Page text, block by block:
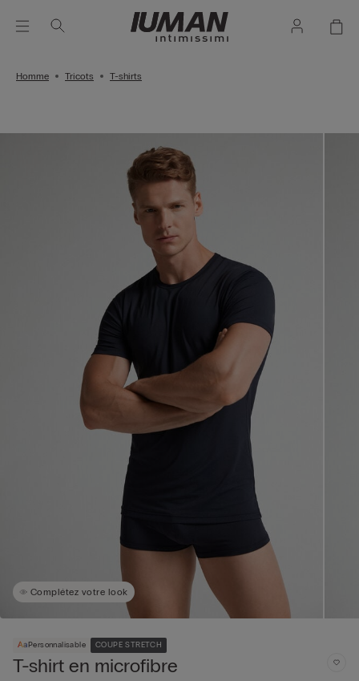
Homme Tricots T-shirts
Complétez votre look
Personnalisable COUPE STRETCH
T-shirt en microfibre